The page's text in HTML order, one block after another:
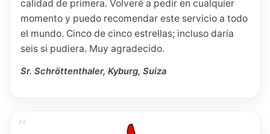
calidad de primera. Volveré a pedir en cualquier
momento y puedo recomendar este servicio a todo
el mundo. Cinco de cinco estrellas; incluso daría
seis si pudiera. Muy agradecido.
Sr. Schröttenthaler, Kyburg, Suiza